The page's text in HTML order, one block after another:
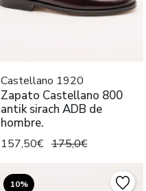
Castellano 1920
Zapato Castellano 800
antik sirach ADB de
hombre.
157,50€ 175,0€
10%